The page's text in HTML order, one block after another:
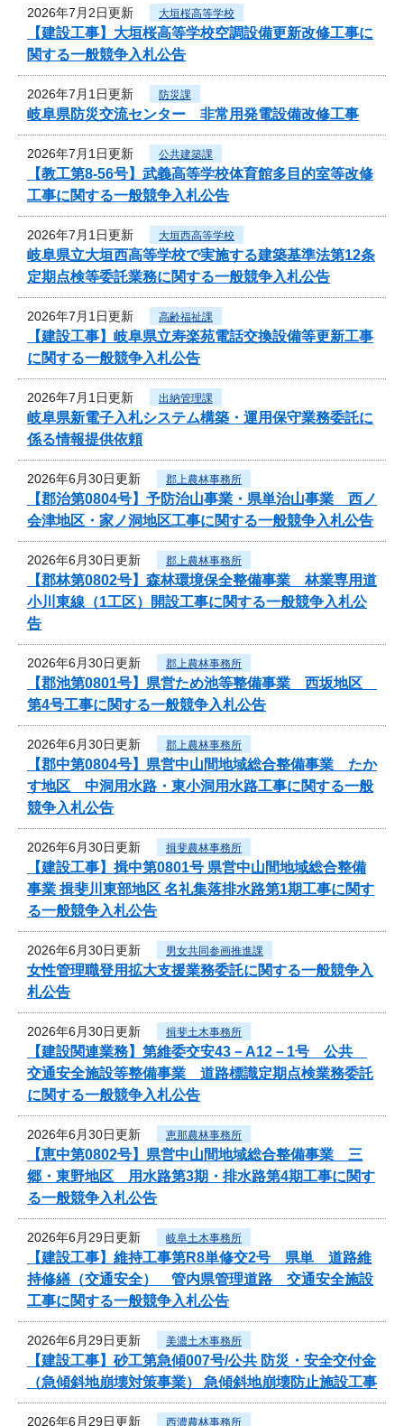
2026年7月2日更新 大垣桜高等学校
【建設工事】大垣桜高等学校空調設備更新改修工事に
関する一般競争入札公告
2026年7月1日更新 防災課
岐阜県防災交流センター 非常用発電設備改修工事
2026年7月1日更新 公共建築課
【教工第8-56号】武義高等学校体育館多目的室等改修
工事に関する一般競争入札公告
2026年7月1日更新 大垣西高等学校
岐阜県立大垣西高等学校で実施する建築基準法第12条
定期点検等委託業務に関する一般競争入札公告
2026年7月1日更新 高齢福祉課
【建設工事】岐阜県立寿楽苑電話交換設備等更新工事
に関する一般競争入札公告
2026年7月1日更新 出納管理課
岐阜県新電子入札システム構築・運用保守業務委託に
係る情報提供依頼
2026年6月30日更新 郡上農林事務所
【郡治第0804号】予防治山事業・県単治山事業 西ノ
会津地区・家ノ洞地区工事に関する一般競争入札公告
2026年6月30日更新 郡上農林事務所
【郡林第0802号】森林環境保全整備事業 林業専用道
小川東線（1工区）開設工事に関する一般競争入札公
告
2026年6月30日更新 郡上農林事務所
【郡池第0801号】県営ため池等整備事業 西坂地区
第4号工事に関する一般競争入札公告
2026年6月30日更新 郡上農林事務所
【郡中第0804号】県営中山間地域総合整備事業 たか
す地区 中洞用水路・東小洞用水路工事に関する一般
競争入札公告
2026年6月30日更新 揖斐農林事務所
【建設工事】揖中第0801号 県営中山間地域総合整備
事業 揖斐川東部地区 名礼集落排水路第1期工事に関す
る一般競争入札公告
2026年6月30日更新 男女共同参画推進課
女性管理職登用拡大支援業務委託に関する一般競争入
札公告
2026年6月30日更新 揖斐土木事務所
【建設関連業務】第維委交安43－A12－1号 公共
交通安全施設等整備事業 道路標識定期点検業務委託
に関する一般競争入札公告
2026年6月30日更新 恵那農林事務所
【恵中第0802号】県営中山間地域総合整備事業 三
郷・東野地区 用水路第3期・排水路第4期工事に関す
る一般競争入札公告
2026年6月29日更新 岐阜土木事務所
【建設工事】維持工事第R8単修交2号 県単 道路維
持修繕（交通安全） 管内県管理道路 交通安全施設
工事に関する一般競争入札公告
2026年6月29日更新 美濃土木事務所
【建設工事】砂工第急傾007号/公共 防災・安全交付金
（急傾斜地崩壊対策事業） 急傾斜地崩壊防止施設工事
2026年6月29日更新 西濃農林事務所